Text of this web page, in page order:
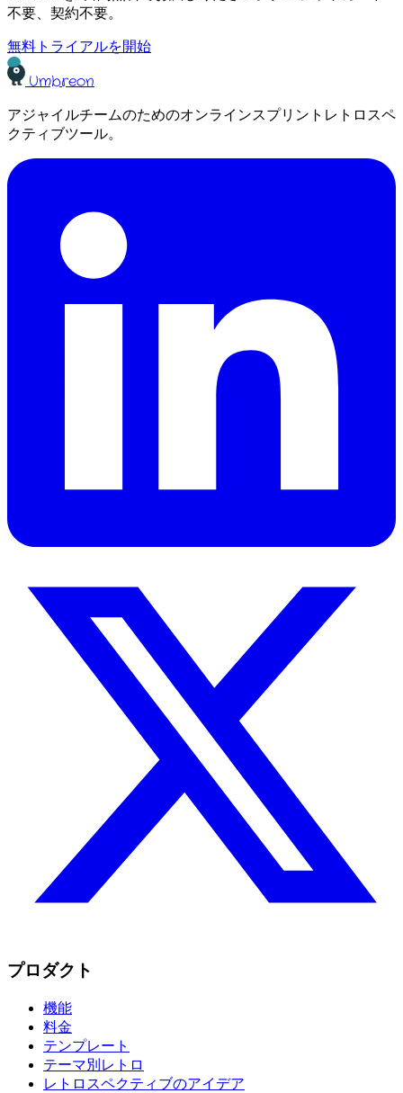
不要、契約不要。
無料トライアルを開始
Umbreon
アジャイルチームのためのオンラインスプリントレトロスペ
クティブツール。
プロダクト
機能
料金
テンプレート
テーマ別レトロ
レトロスペクティブのアイデア